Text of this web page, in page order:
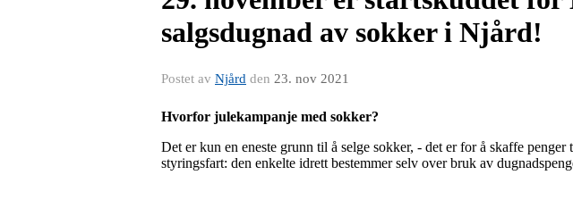
salgsdugnad av sokker i Njård!
Postet av Njård den 23. nov 2021
Hvorfor julekampanje med sokker?
Det er kun en eneste grunn til å selge sokker, - det er for å skaffe
styringsfart: den enkelte idrett bestemmer selv over bruk av